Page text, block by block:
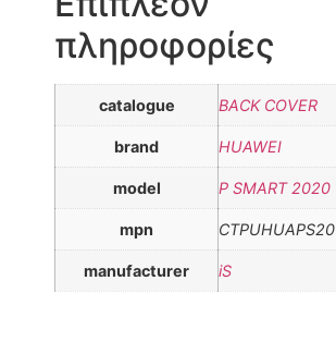
πληροφορίες
catalogue BACK COVER
brand HUAWEI
model P SMART 2020
mpn CTPUHUAPS20
manufacturer iS